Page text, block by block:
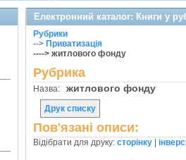
Електронний каталог: Книги у
Рубрики
--> Приватизація
----> житлового фонду
Рубрика
Назва: житлового фонду
Друк списку
Пов'язані описи:
Відібрати для друку: сторінку